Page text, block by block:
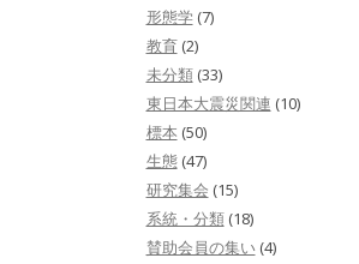
形態学(7)
教育(2)
未分類(33)
東日本大震災関連 (10)
標本 (50)
生態(47)
研究集会 (15)
系統・分類(18)
賛助会員の集い(4)